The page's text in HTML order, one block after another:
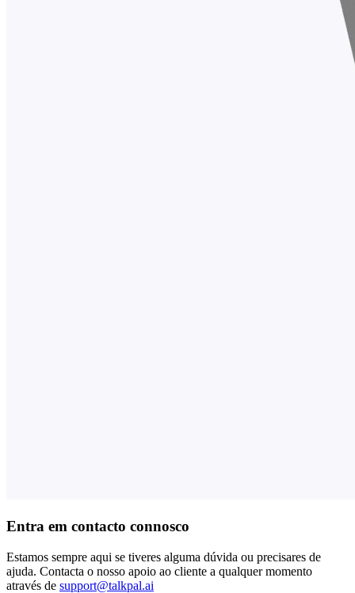
Entra em contacto connosco
Estamos sempre aqui se tiveres alguma dúvida ou precisares de
ajuda. Contacta o nosso apoio ao cliente a qualquer momento
através de support@talkpal.ai